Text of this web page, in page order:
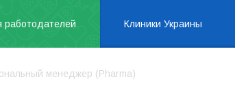
работодателей Клиники Украины
менеджер (Pharma)